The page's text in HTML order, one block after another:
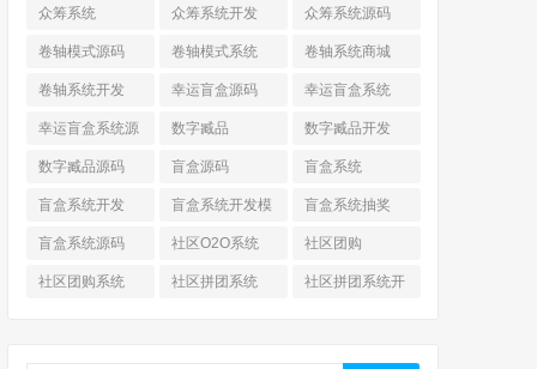
众筹系统 众筹系统开发 众筹系统源码
卷轴模式源码 卷轴模式系统 卷轴系统商城
卷轴系统开发 幸运盲盒源码 幸运盲盒系统
幸运盲盒系统源
码
数字臧品 数字臧品开发
数字臧品源码 盲盒源码 盲盒系统
盲盒系统开发
盲盒系统开发模
式
盲盒系统抽奖
盲盒系统源码 社区O2O系统 社区团购
社区团购系统 社区拼团系统
社区拼团系统开